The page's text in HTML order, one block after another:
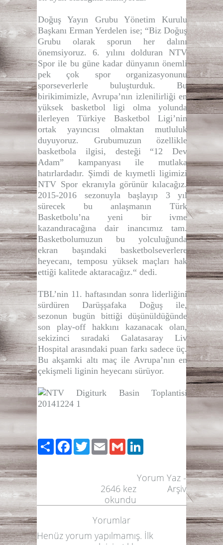
Doğuş Yayın Grubu Yönetim Kurulu
Başkanı Erman Yerdelen ise; “Biz Doğuş
Grubu olarak sporun her dalını
önemsiyoruz. 6. yılını dolduran NTV
Spor ile bu güne kadar dünyanın önemli
pek çok spor organizasyonunu
sporseverlerle buluşturduk. Bu
birikimimizle, Avrupa’nın izlenilirliği en
yüksek basketbol ligi olma yolunda
ilerleyen Türkiye Basketbol Ligi’nin
ortak yayıncısı olmaktan mutluluk
duyuyoruz. Grubumuzun özellikle
basketbola ilgisi, desteği “12 Dev
Adam” kampanyası ile mutlaka
hatırlardadır. Şimdi de kıymetli ligimizi
NTV Spor ekranıyla görünür kılacağız.
2015-2016 sezonuyla başlayıp 3 yıl
sürecek bu anlaşmanın Türk
Basketbolu’na yeni bir ivme
kazandıracağına dair inancımız tam.
Basketbolumuzun bu yolculuğunda
ekran başındaki basketbolseverlere
heyecanı, temposu yüksek maçları hak
ettiği kalitede aktaracağız.“ dedi.
TBL’nin 11. haftasından sonra liderliğini
sürdüren Darüşşafaka Doğuş ile,
sezonun bugün bittiği düşünüldüğünde
son play-off hakkını kazanacak olan,
sekizinci sıradaki Galatasaray Liv
Hospital arasındaki puan farkı sadece üç.
Bu akşamki altı maç ile Avrupa’nın en
çekişmeli liginin heyecanı sürüyor.
PaylaşFacebook
TwitterEmailGmail
Yorum Yaz -
Arşiv
2646 kez
okundu
Yorumlar
Henüz yorum yapılmamış. İlk